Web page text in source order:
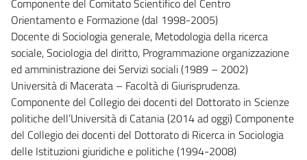
Orientamento e Formazione (dal 1998-2005)
Docente di Sociologia generale, Metodologia della ricerca
sociale, Sociologia del diritto, Programmazione organizzazione
ed amministrazione dei Servizi sociali (1989 – 2002)
Università di Macerata – Facoltà di Giurisprudenza.
Componente del Collegio dei docenti del Dottorato in Scienze
politiche dell’Università di Catania (2014 ad oggi) Componente
del Collegio dei docenti del Dottorato di Ricerca in Sociologia
delle Istituzioni giuridiche e politiche (1994-2008)